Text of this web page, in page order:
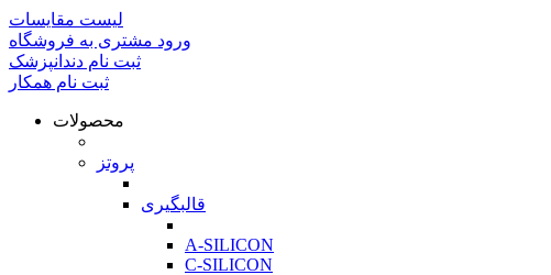
لیست مقایسات
ورود مشتری به فروشگاه
ثبت نام دندانپزشک
ثبت نام همکار
محصولات
پروتز
قالبگیری
A-SILICON
C-SILICON